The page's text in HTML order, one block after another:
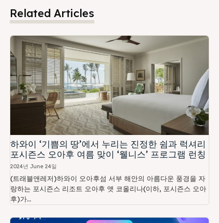
Related Articles
하와이 ‘기쁨의 땅’에서 누리는 진정한 쉼과 럭셔리
포시즌스 오아후 여름 맞이 ‘웰니스’ 프로그램 런칭
2024년 June 24일
(트래블앤레저)하와이 오아후섬 서부 해안의 아름다운 풍경을 자
랑하는 포시즌스 리조트 오아후 앳 코올리나(이하, 포시즌스 오아
후)가...